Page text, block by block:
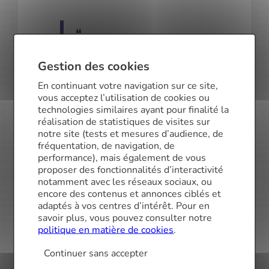
Sans financement, il ne
peut y avoir de rénovation
énergétique. En moyenne le
reste à charge pour les
ménages est de 53%, une
fois les aides appliquées
commeMaPrimeRénov’et les
certificats d’économies
d’énergie. Au-delà de
Gestion des cookies
En continuant votre navigation sur ce site,
vous acceptez l’utilisation de cookies ou
technologies similaires ayant pour finalité la
réalisation de statistiques de visites sur
notre site (tests et mesures d’audience, de
fréquentation, de navigation, de
performance), mais également de vous
proposer des fonctionnalités d’interactivité
notamment avec les réseaux sociaux, ou
encore des contenus et annonces ciblés et
adaptés à vos centres d’intérêt. Pour en
savoir plus, vous pouvez consulter notre
politique en matière de cookies.
Continuer sans accepter